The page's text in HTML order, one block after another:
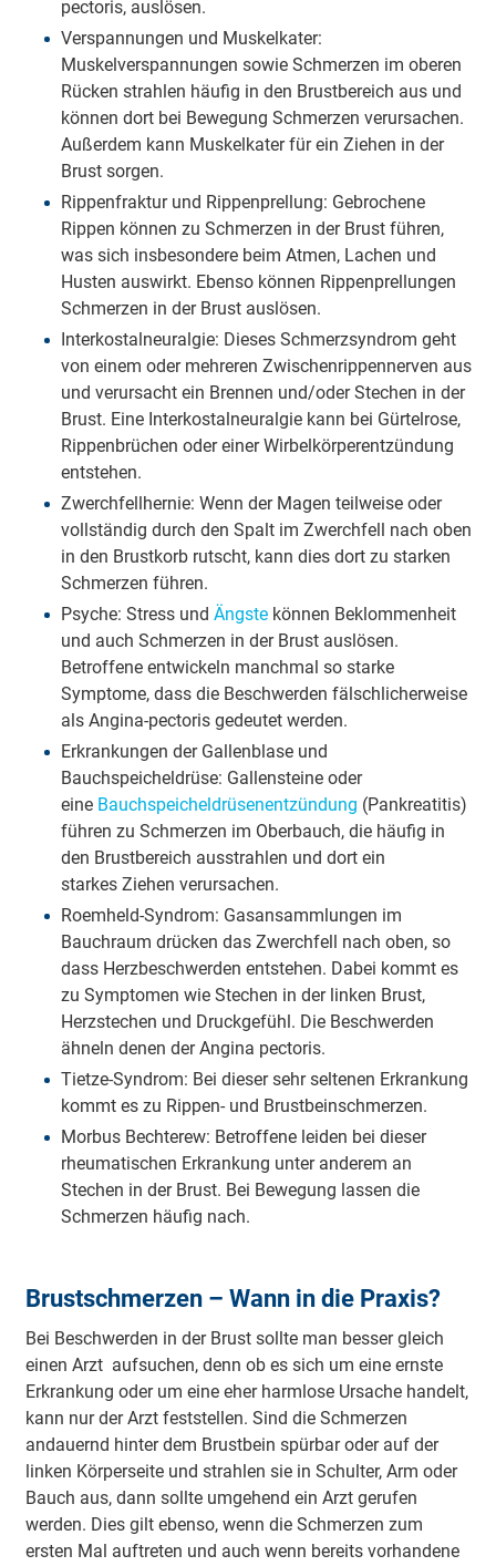
pectoris, auslösen.
Verspannungen und Muskelkater:
Muskelverspannungen sowie Schmerzen im oberen
Rücken strahlen häufig in den Brustbereich aus und
können dort bei Bewegung Schmerzen verursachen.
Außerdem kann Muskelkater für ein Ziehen in der
Brust sorgen.
Rippenfraktur und Rippenprellung: Gebrochene
Rippen können zu Schmerzen in der Brust führen,
was sich insbesondere beim Atmen, Lachen und
Husten auswirkt. Ebenso können Rippenprellungen
Schmerzen in der Brust auslösen.
Interkostalneuralgie: Dieses Schmerzsyndrom geht
von einem oder mehreren Zwischenrippennerven aus
und verursacht ein Brennen und/oder Stechen in der
Brust. Eine Interkostalneuralgie kann bei Gürtelrose,
Rippenbrüchen oder einer Wirbelkörperentzündung
entstehen.
Zwerchfellhernie: Wenn der Magen teilweise oder
vollständig durch den Spalt im Zwerchfell nach oben
in den Brustkorb rutscht, kann dies dort zu starken
Schmerzen führen.
Psyche: Stress und Ängstekönnen Beklommenheit
und auch Schmerzen in der Brust auslösen.
Betroffene entwickeln manchmal so starke
Symptome, dass die Beschwerden fälschlicherweise
als Angina-pectoris gedeutet werden.
Erkrankungen der Gallenblase und
Bauchspeicheldrüse: Gallensteine oder
eine Bauchspeicheldrüsenentzündung (Pankreatitis)
führen zu Schmerzen im Oberbauch, die häufig in
den Brustbereich ausstrahlen und dort ein
starkes Ziehen verursachen.
Roemheld-Syndrom: Gasansammlungen im
Bauchraum drücken das Zwerchfell nach oben, so
dass Herzbeschwerden entstehen. Dabei kommt es
zu Symptomen wie Stechen in der linken Brust,
Herzstechen und Druckgefühl. Die Beschwerden
ähneln denen der Angina pectoris.
Tietze-Syndrom: Bei dieser sehr seltenen Erkrankung
kommt es zu Rippen- und Brustbeinschmerzen.
Morbus Bechterew: Betroffene leiden bei dieser
rheumatischen Erkrankung unter anderem an
Stechen in der Brust. Bei Bewegung lassen die
Schmerzen häufig nach.
Brustschmerzen – Wann in die Praxis?
Bei Beschwerden in der Brust sollte man besser gleich
einen Arzt aufsuchen, denn ob es sich um eine ernste
Erkrankung oder um eine eher harmlose Ursache handelt,
kann nur der Arzt feststellen. Sind die Schmerzen
andauernd hinter dem Brustbein spürbar oder auf der
linken Körperseite und strahlen sie in Schulter, Arm oder
Bauch aus, dann sollte umgehend ein Arzt gerufen
werden. Dies gilt ebenso, wenn die Schmerzen zum
ersten Mal auftreten und auch wenn bereits vorhandene